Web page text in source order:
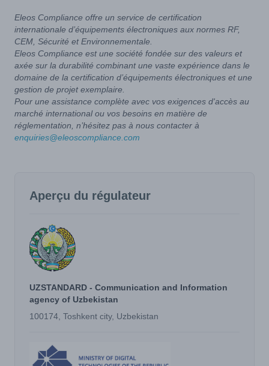
Eleos Compliance offre un service de certification
internationale d’équipements électroniques aux normes RF,
CEM, Sécurité et Environnementale.
Eleos Compliance est une société fondée sur des valeurs et
axée sur la durabilité combinant une vaste expérience dans le
domaine de la certification d’équipements électroniques et une
gestion de projet exemplaire.
Pour une assistance complète avec vos exigences d'accès au
marché international ou vos besoins en matière de
réglementation, n’hésitez pas à nous contacter à
enquiries@eleoscompliance.com
Aperçu du régulateur
UZSTANDARD - Communication and Information
agency of Uzbekistan
100174, Toshkent city, Uzbekistan